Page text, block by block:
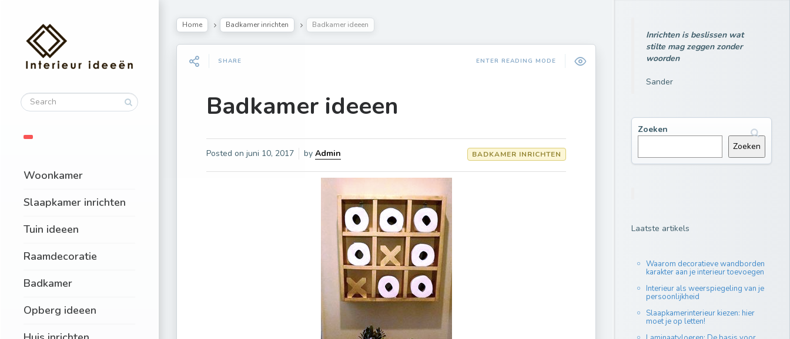
Woonkamer
Slaapkamer inrichten
Tuin ideeen
Raamdecoratie
Badkamer
Opberg ideeen
Home Badkamer inrichten Badkamer ideeen
SHARE ENTER READING MODE
Badkamer ideeen
Posted on juni 10, 2017 by Admin BADKAMER INRICHTEN
Inrichten is beslissen wat
stilte mag zeggen zonder
woorden
Sander
Zoeken
Zoeken
Laatste artikels
Waarom decoratieve wandborden
karakter aan je interieur toevoegen
Interieur als weerspiegeling van je
persoonlijkheid
Slaapkamerinterieur kiezen: hier
moet je op letten!